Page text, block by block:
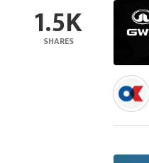
1.5K
SHARES